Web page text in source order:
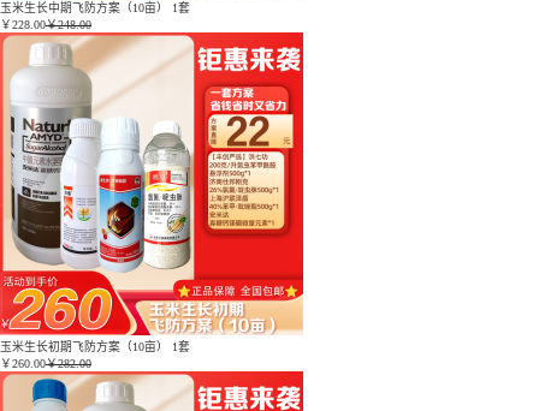
玉米生长中期飞防方案（10亩） 1套
￥228.00￥248.00
玉米生长初期飞防方案（10亩） 1套
￥260.00￥282.00